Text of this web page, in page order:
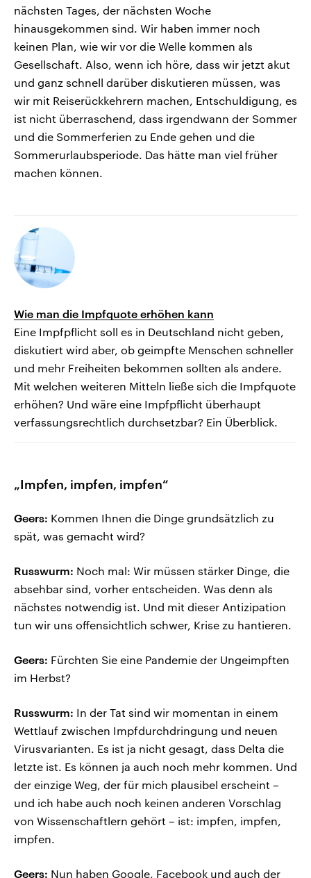
nächsten Tages, der nächsten Woche
hinausgekommen sind. Wir haben immer noch
keinen Plan, wie wir vor die Welle kommen als
Gesellschaft. Also, wenn ich höre, dass wir jetzt akut
und ganz schnell darüber diskutieren müssen, was
wir mit Reiserückkehrern machen, Entschuldigung, es
ist nicht überraschend, dass irgendwann der Sommer
und die Sommerferien zu Ende gehen und die
Sommerurlaubsperiode. Das hätte man viel früher
machen können.
Wie man die Impfquote erhöhen kann
Eine Impfpflicht soll es in Deutschland nicht geben,
diskutiert wird aber, ob geimpfte Menschen schneller
und mehr Freiheiten bekommen sollten als andere.
Mit welchen weiteren Mitteln ließe sich die Impfquote
erhöhen? Und wäre eine Impfpflicht überhaupt
verfassungsrechtlich durchsetzbar? Ein Überblick.
„Impfen, impfen, impfen“
Geers: Kommen Ihnen die Dinge grundsätzlich zu
spät, was gemacht wird?
Russwurm: Noch mal: Wir müssen stärker Dinge, die
absehbar sind, vorher entscheiden. Was denn als
nächstes notwendig ist. Und mit dieser Antizipation
tun wir uns offensichtlich schwer, Krise zu hantieren.
Geers: Fürchten Sie eine Pandemie der Ungeimpften
im Herbst?
Russwurm: In der Tat sind wir momentan in einem
Wettlauf zwischen Impfdurchdringung und neuen
Virusvarianten. Es ist ja nicht gesagt, dass Delta die
letzte ist. Es können ja auch noch mehr kommen. Und
der einzige Weg, der für mich plausibel erscheint –
und ich habe auch noch keinen anderen Vorschlag
von Wissenschaftlern gehört – ist: impfen, impfen,
impfen.
Geers: Nun haben Google, Facebook und auch der